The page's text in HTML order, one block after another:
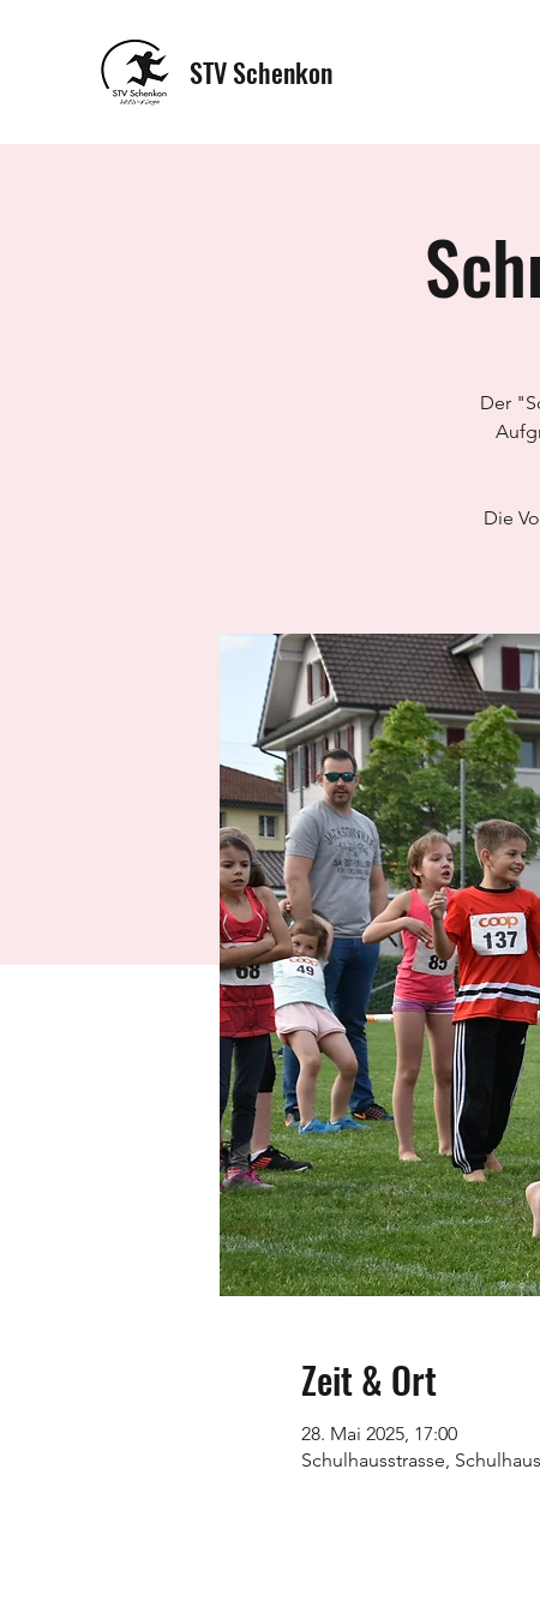
STV Schenkon
Der
Die
Zeit & Ort
28. Mai 2025, 17:00
Schulhausstrasse,